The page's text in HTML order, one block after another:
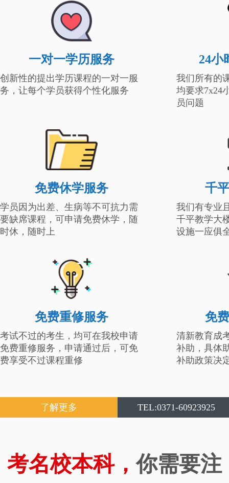
一对一学历服务
创新性的提出学历课程的一对一服
务，让每个学员获得个性化服务
24小
我们所有的
均要求7x24
员问题
免费休学服务
学员因为出差、生病等不可抗力需
要缺席课程，可申请免费休学，随
时休，随时上
千
我们有专业
千平教学大
设施一应俱
免费重修服务
考试不过的考生，均可在我校申请
免费重修服务，申请通过后，可免
费享受不过课程重修
免
清新教育成
补助，具体
补助政策决
了解更多 TEL:0371-60923925
考名校本科，你需要注